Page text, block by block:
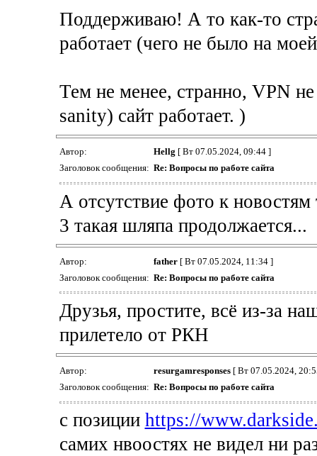
Поддерживаю! А то как-то
работает (чего не было на
Тем не менее, странно, VPN
sanity) сайт работает. )
Автор: Hellg [ Вт 07.05.2024, 09:44 ]
Заголовок сообщения: Re: Вопросы по работе сайта
А отсутствие фото к
3 такая шляпа продолжается...
Автор: father[ Вт 07.05.2024, 11:34 ]
Заголовок сообщения: Re: Вопросы по работе сайта
Друзья, простите, всё из-за
прилетело от РКН
Автор: resurgamresponses[ Вт 07.05.2024,
Заголовок сообщения: Re: Вопросы по работе сайта
с позиции https://
самих нвоостях не видел ни